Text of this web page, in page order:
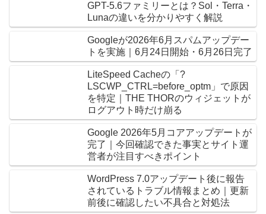
GPT-5.6ファミリーとは？Sol・Terra・
Lunaの違いを分かりやすく解説
Googleが2026年6月スパムアップデー
トを実施｜6月24日開始・6月26日完了
LiteSpeed Cacheの「?
LSCWP_CTRL=before_optm」で原因
を特定｜THE THORのウィジェットが
ログアウト時だけ崩る
Google 2026年5月コアアップデートが
完了｜今回確認できた事実とサイト運
営者が注目すべきポイント
WordPress 7.0アップデート後に報告
されているトラブル情報まとめ｜更新
前後に確認したい不具合と対処法